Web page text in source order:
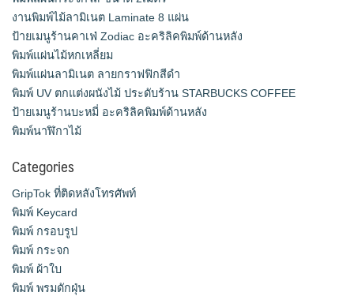
งานพิมพ์ไม้ลามิเนต Laminate 8 แผ่น
ป้ายเมนูร้านคาเฟ่ Zodiac อะคริลิคพิมพ์ด้านหลัง
พิมพ์แผ่นไม้หกเหลี่ยม
พิมพ์แผ่นลามิเนต ลายกราฟฟิกสีดำ
พิมพ์ UV ตกแต่งผนังไม้ ประดับร้าน STARBUCKS COFFEE
ป้ายเมนูร้านบะหมี่ อะคริลิคพิมพ์ด้านหลัง
พิมพ์นาฬิกาไม้
Categories
GripTok ที่ติดหลังโทรศัพท์
พิมพ์ Keycard
พิมพ์ กรอบรูป
พิมพ์ กระจก
พิมพ์ ผ้าใบ
พิมพ์ พรมดักฝุ่น